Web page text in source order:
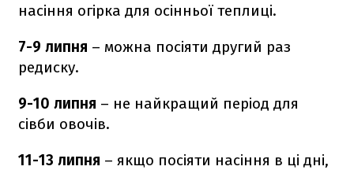
насіння огірка для осінньої теплиці.
7-9 липня – можна посіяти другий раз
редиску.
9-10 липня – не найкращий період для
сівби овочів.
11-13 липня – якщо посіяти насіння в ці дні,